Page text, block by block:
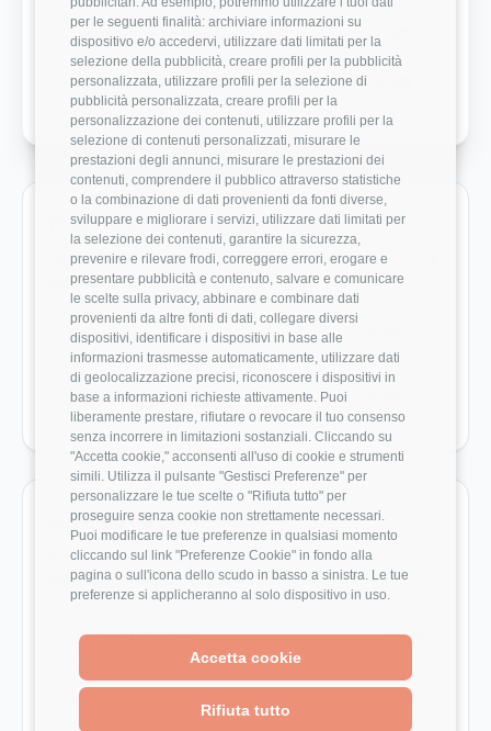
per le seguenti finalità: archiviare informazioni su
dispositivo e/o accedervi, utilizzare dati limitati per la
selezione della pubblicità, creare profili per la pubblicità
personalizzata, utilizzare profili per la selezione di
pubblicità personalizzata, creare profili per la
personalizzazione dei contenuti, utilizzare profili per la
selezione di contenuti personalizzati, misurare le
prestazioni degli annunci, misurare le prestazioni dei
contenuti, comprendere il pubblico attraverso statistiche
o la combinazione di dati provenienti da fonti diverse,
sviluppare e migliorare i servizi, utilizzare dati limitati per
la selezione dei contenuti, garantire la sicurezza,
prevenire e rilevare frodi, correggere errori, erogare e
presentare pubblicità e contenuto, salvare e comunicare
le scelte sulla privacy, abbinare e combinare dati
provenienti da altre fonti di dati, collegare diversi
dispositivi, identificare i dispositivi in base alle
informazioni trasmesse automaticamente, utilizzare dati
di geolocalizzazione precisi, riconoscere i dispositivi in
base a informazioni richieste attivamente. Puoi
liberamente prestare, rifiutare o revocare il tuo consenso
senza incorrere in limitazioni sostanziali. Cliccando su
"Accetta cookie," acconsenti all'uso di cookie e strumenti
simili. Utilizza il pulsante "Gestisci Preferenze" per
personalizzare le tue scelte o "Rifiuta tutto" per
proseguire senza cookie non strettamente necessari.
Puoi modificare le tue preferenze in qualsiasi momento
cliccando sul link "Preferenze Cookie" in fondo alla
pagina o sull'icona dello scudo in basso a sinistra. Le tue
preferenze si applicheranno al solo dispositivo in uso.
Accetta cookie
Rifiuta tutto
Bilanciamento Vita-Lavoro
Crescita Professionale
Ruoli monitorati in Talent Garden
Vai direttamente ai ruoli con dati disponibili e benchmark
salariali reali.
Developer
Marketing Manager
Aziende da confrontare
Pagine azienda utili per estendere il confronto su
stipendio, rating e recensioni.
Bending Spoons 4.7/5
TheFork 4.7/5